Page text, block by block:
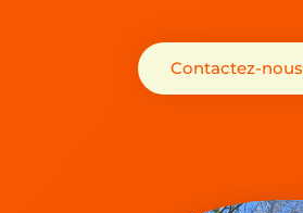
Contactez-nous